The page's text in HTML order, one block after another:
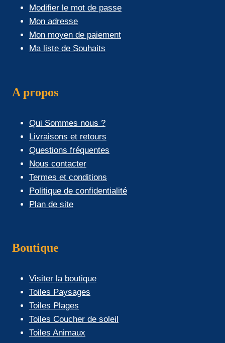
Modifier le mot de passe
Mon adresse
Mon moyen de paiement
Ma liste de Souhaits
A propos
Qui Sommes nous ?
Livraisons et retours
Questions fréquentes
Nous contacter
Termes et conditions
Politique de confidentialité
Plan de site
Boutique
Visiter la boutique
Toiles Paysages
Toiles Plages
Toiles Coucher de soleil
Toiles Animaux